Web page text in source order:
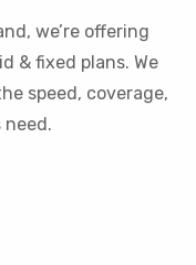
we’re offering
& fixed plans. We
speed, coverage,
need.